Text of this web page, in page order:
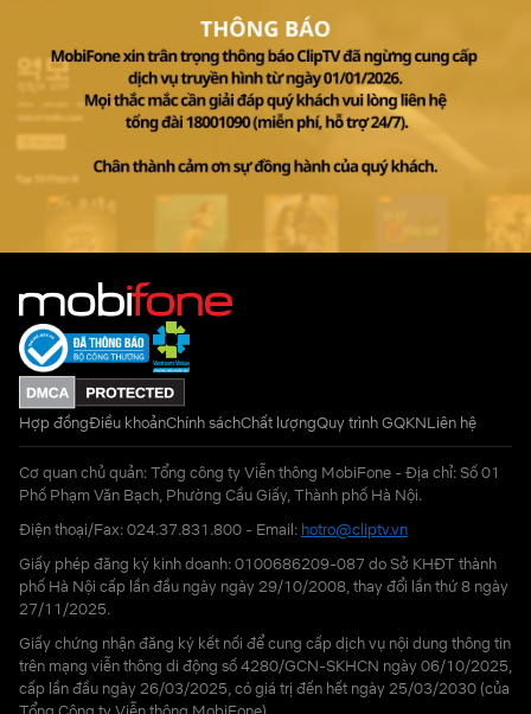
Hợp đồngĐiều khoảnChính sáchChất lượngQuy trình GQKNLiên hệ
Cơ quan chủ quản: Tổng công ty Viễn thông MobiFone - Địa chỉ: Số 01
Phố Phạm Văn Bạch, Phường Cầu Giấy, Thành phố Hà Nội.
Điện thoại/Fax: 024.37.831.800 - Email: hotro@cliptv.vn
Giấy phép đăng ký kinh doanh: 0100686209-087 do Sở KHĐT thành
phố Hà Nội cấp lần đầu ngày ngày 29/10/2008, thay đổi lần thứ 8 ngày
27/11/2025.
Giấy chứng nhận đăng ký kết nối để cung cấp dịch vụ nội dung thông tin
trên mạng viễn thông di động số 4280/GCN-SKHCN ngày 06/10/2025,
cấp lần đầu ngày 26/03/2025, có giá trị đến hết ngày 25/03/2030 (của